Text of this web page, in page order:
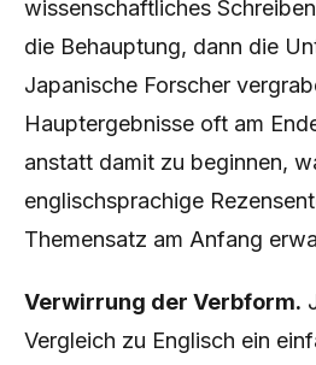
wissenschaftliches
die Behauptung, dann die
Japanische Forscher
Hauptergebnisse oft am
anstatt damit zu beginnen,
englischsprachige
Themensatz am Anfang
Verwirrung der Verbform.
Vergleich zu Englisch ein